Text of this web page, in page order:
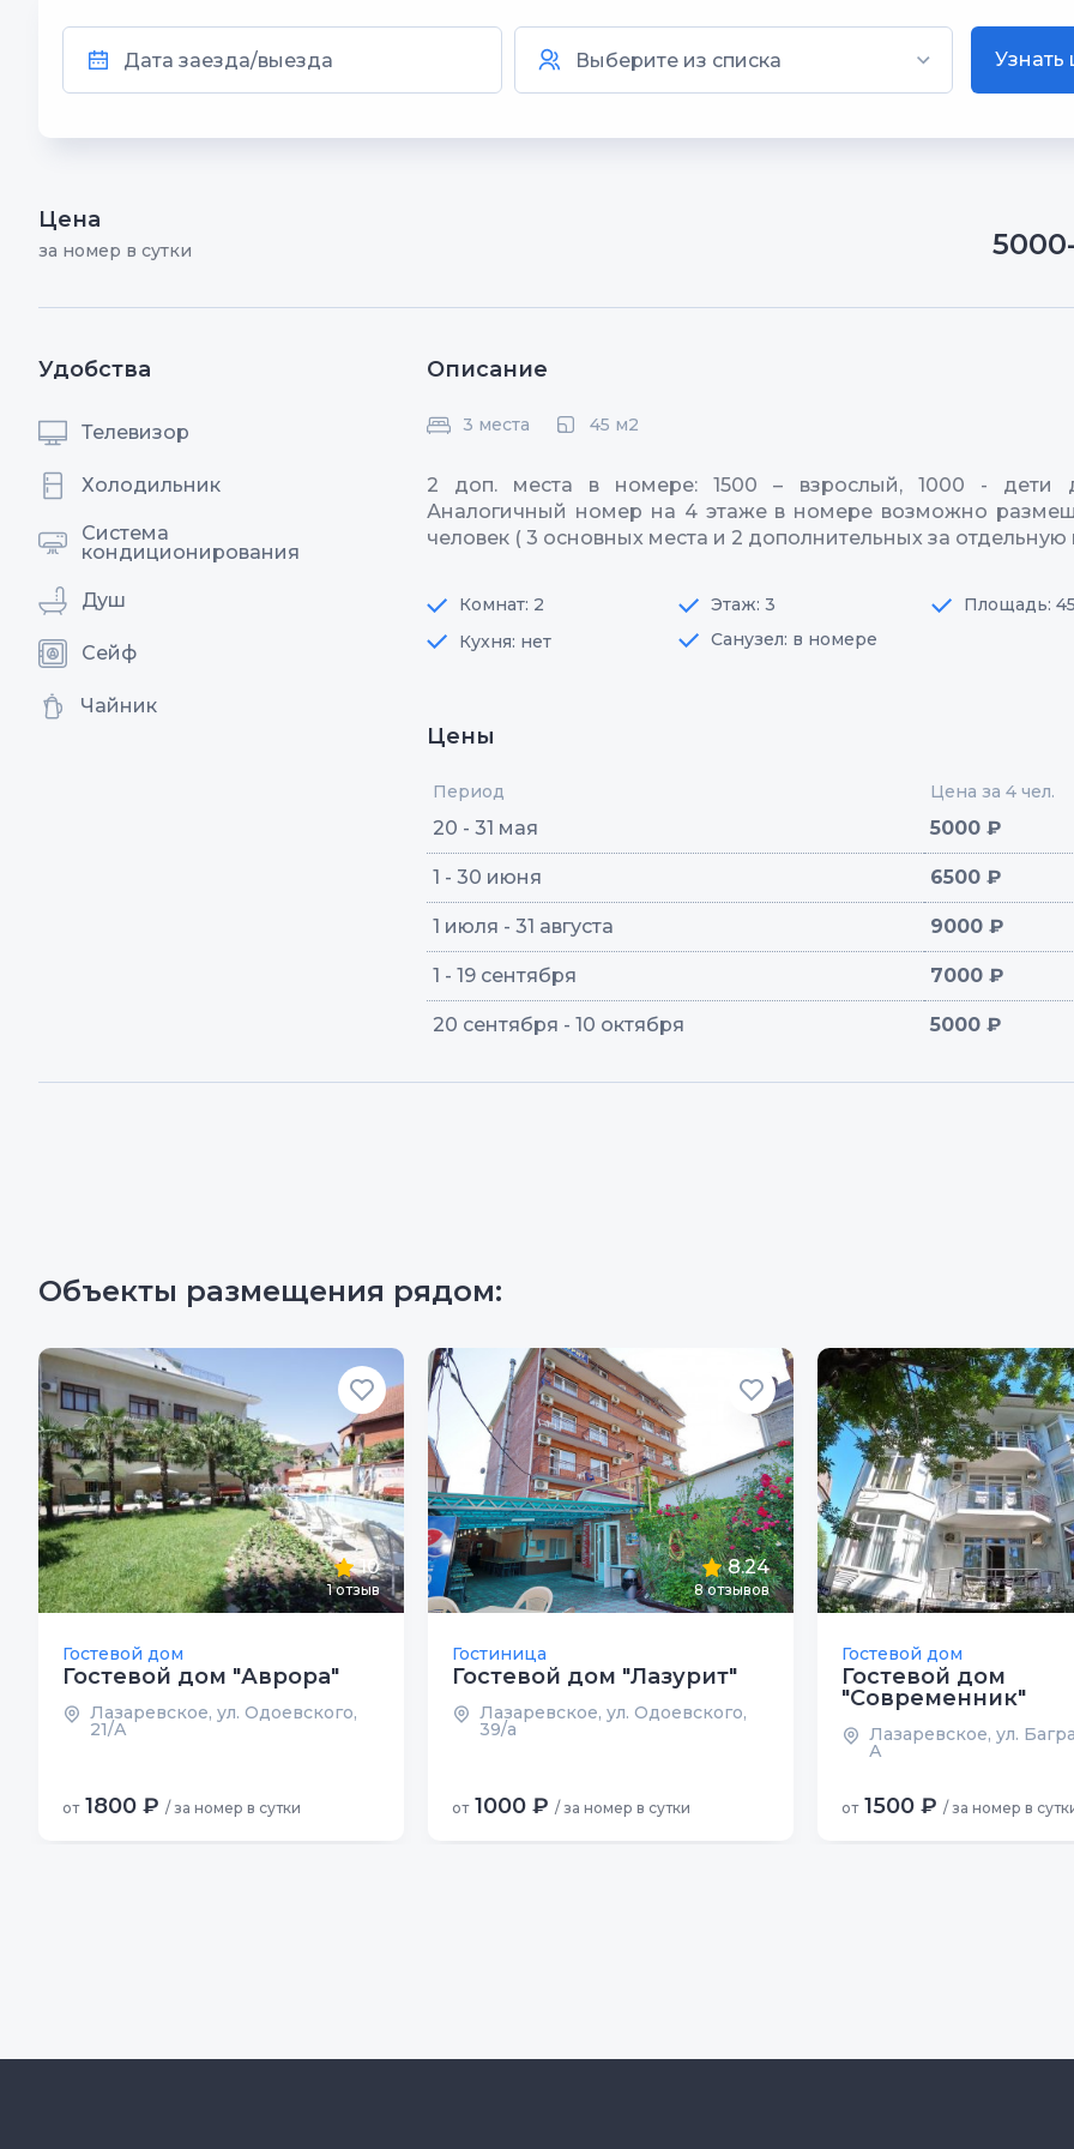
Узнать
Цена
за номер в сутки
Удобства
Телевизор
Холодильник
Система
кондиционирования
Душ
Сейф
Чайник
Описание
3 места 45 м2
2 доп. места в номере: 1500 – взрослый, 1000 - дети
Аналогичный номер на 4 этаже в номере возможно
человек ( 3 основных места и 2 дополнительных за отдельную
Комнат: 2 Этаж: 3 Площадь:
Кухня: нет Санузел: в номере
Цены
Период Цена за 4 чел.
20 - 31 мая 5000 ₽
1 - 30 июня 6500 ₽
1 июля - 31 августа 9000 ₽
1 - 19 сентября 7000 ₽
20 сентября - 10 октября 5000 ₽
Объекты размещения рядом:
10
1отзыв
Гостевой дом
Гостевой дом "Аврора"
Лазаревское, ул. Одоевского,
21/А
от 1800 ₽ / за номер в сутки
8.24
8отзывов
Гостиница
Гостевой дом "Лазурит"
Лазаревское, ул. Одоевского,
39/а
от 1000 ₽ / за номер в сутки
Гостевой дом
Гостевой дом
"Современник"
Лазаревское, ул.
А
от 1500 ₽ / за номер в